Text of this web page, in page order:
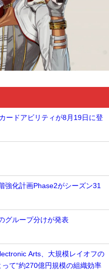
ードアビリティが8月19日に登
強化計画Phase2がシーズン31
グループ分けが発表
Arts、大規模レイオフの
て“約270億円規模の組織効率